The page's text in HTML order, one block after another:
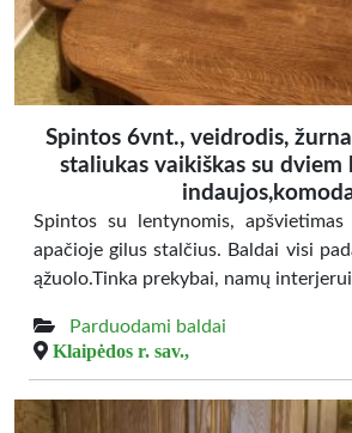
Spintos 6vnt., veidrodis,
staliukas vaikiškas su dviem
Spintos su lentynomis, apšvietimas
apačioje gilus stalčius. Baldai visi
ąžuolo.Tinka prekybai, namų
Parduodami baldai
Klaipėdos r. sav.,